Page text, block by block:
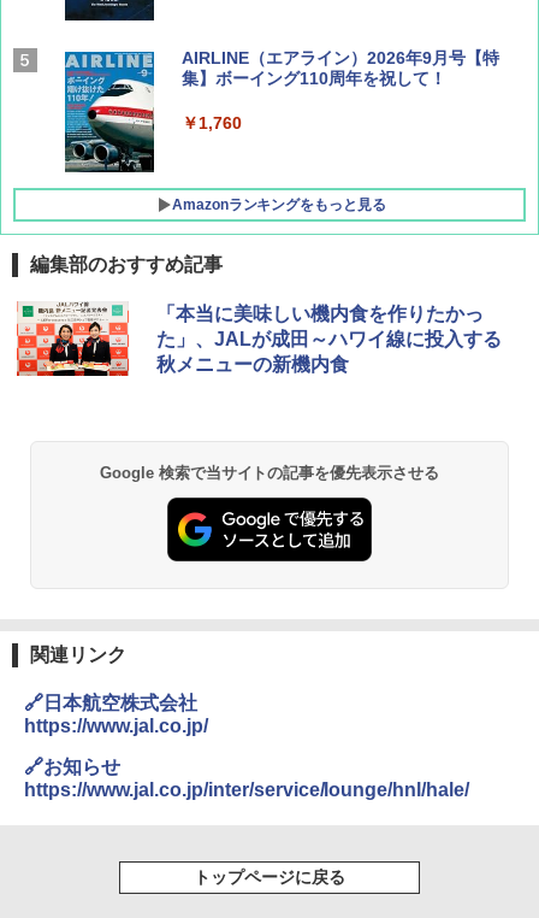
AIRLINE（エアライン）2026年9月号【特
集】ボーイング110周年を祝して！
￥1,760
Amazonランキングをもっと見る
D40 地球の歩き方 チェンマイ タイ北部の魅
力的な町 2026～2027 地球の歩き方D アジア
￥2,079
球の歩き方A ヨーロッパ
￥2,479
ァキア 2026～2027 地球の歩き方A ヨーロッ
パ
[キャンパーズコレクション 山善] ポップアッ
プテント 傘みたいに広げて畳める パッとサ
ッとサンシェード キューブ フルクローズ メ
ッシュ 簡単設置 ワンタッチテント キャンプ
PYKES PEAK (パイクスピーク) 着替えテン
ト プライバシー テント 【中が透けない】 1
人用 折りたたみ 防災グッズ 災害用トイレ ビ
ーチ ピクニック ポップアップテント 携帯 簡
ENDLESS BASE 《めざましテレビで紹介》
テント ワンタッチ RENEW 幅200 2-3人用 43
500002(88859)
￥5,999
広げるだけ パッとサッとテント ブラックコ
ーティング フルクローズ メッシュ 3-4人用
BUNDOK(バンドック)ソロ ドーム 1 EX BDK
-08EX カーキ ソロキャンプ ポリエステル フ
レーム テント
026リニューアル 急速冷凍 空間倍増 衛生的
コンパクト 保冷力長持ち
￥2,980
￥6,999
熊撃退スプレー 熊よけスプレー 熊スプレー
付き ヒグマ・イノシシ対策 自治体・教育機
関の購入実績 登山・キャンプ・アウトドア・
編集部のおすすめ記事
「本当に美味しい機内食を作りたかっ
た」、JALが成田～ハワイ線に投入する
秋メニューの新機内食
Google 検索で当サイトの記事を優先表示させる
関連リンク
🔗日本航空株式会社
https://www.jal.co.jp/
🔗お知らせ
https://www.jal.co.jp/inter/service/lounge/hnl/hale/
トップページに戻る